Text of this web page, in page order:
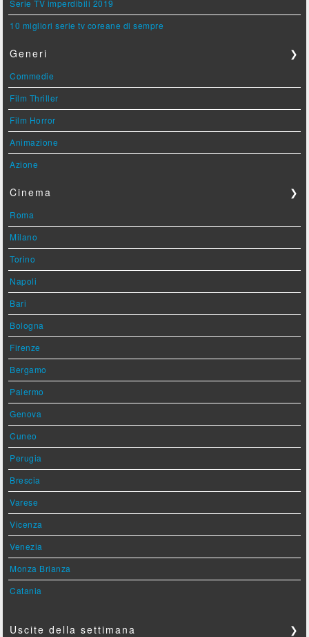
Serie TV imperdibili 2019
10 migliori serie tv coreane di sempre
Generi ❯
Commedie
Film Thriller
Film Horror
Animazione
Azione
Cinema ❯
Roma
Milano
Torino
Napoli
Bari
Bologna
Firenze
Bergamo
Palermo
Genova
Cuneo
Perugia
Brescia
Varese
Vicenza
Venezia
Monza Brianza
Catania
Uscite della settimana ❯